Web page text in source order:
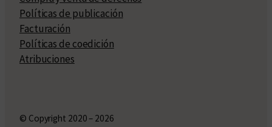
Políticas de publicación
Facturación
Políticas de coedición
Atribuciones
© Copyright 2020 – 2026